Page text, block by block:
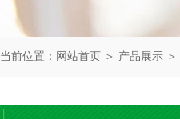
当前位置： 网站首页 ＞ 产品展示 ＞